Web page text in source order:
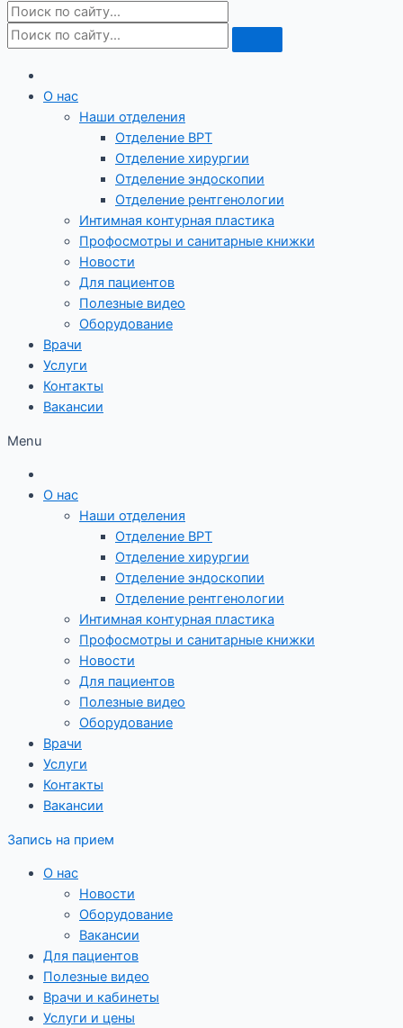
О нас
Наши отделения
Отделение ВРТ
Отделение хирургии
Отделение эндоскопии
Отделение рентгенологии
Интимная контурная пластика
Профосмотры и санитарные книжки
Новости
Для пациентов
Полезные видео
Оборудование
Врачи
Услуги
Контакты
Вакансии
Menu
О нас
Наши отделения
Отделение ВРТ
Отделение хирургии
Отделение эндоскопии
Отделение рентгенологии
Интимная контурная пластика
Профосмотры и санитарные книжки
Новости
Для пациентов
Полезные видео
Оборудование
Врачи
Услуги
Контакты
Вакансии
Запись на прием
О нас
Новости
Оборудование
Вакансии
Для пациентов
Полезные видео
Врачи и кабинеты
Услуги и цены